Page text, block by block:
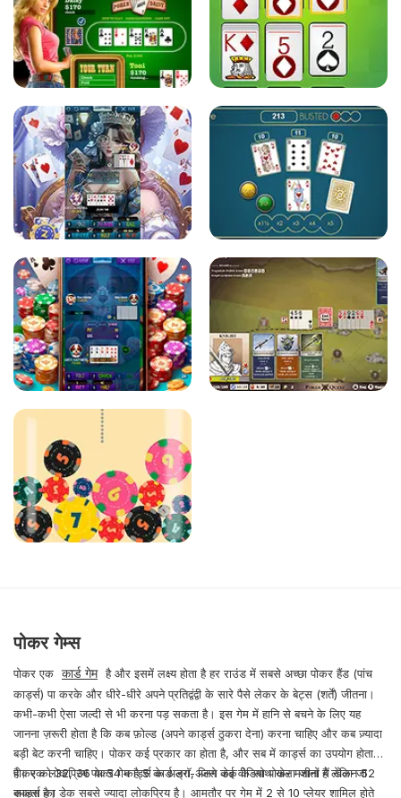
पोकर गेम्स
पोकर एक कार्ड गेम है और इसमें लक्ष्य होता है हर राउंड में सबसे अच्छा पोकर हैंड (पांच
कार्ड्स) पा करके और धीरे-धीरे अपने प्रतिद्वंद्वी के सारे पैसे लेकर के बेट्स (शर्तें) जीतना।
कभी-कभी ऐसा जल्दी से भी करना पड़ सकता है। इस गेम में हानि से बचने के लिए यह
जानना ज़रूरी होता है कि कब फ़ोल्ड (अपने कार्ड्स ठुकरा देना) करना चाहिए और कब ज़्यादा
बड़ी बेट करनी चाहिए। पोकर कई प्रकार का होता है, और सब में कार्ड्स का उपयोग होता
है। एक लोकप्रिय पोकर गेम है 5 कार्ड ड्रॉ, जिसे कई वीडियो पोकर मशीनों में खेला जा
सकता है।
पोकर को 32, 36 या 54 कार्ड्स के अलग-अलग डेक के साथ खेला जाता है लेकिन 52
कार्ड्स का डेक सबसे ज्यादा लोकप्रिय है। आमतौर पर गेम में 2 से 10 प्लेयर शामिल होते